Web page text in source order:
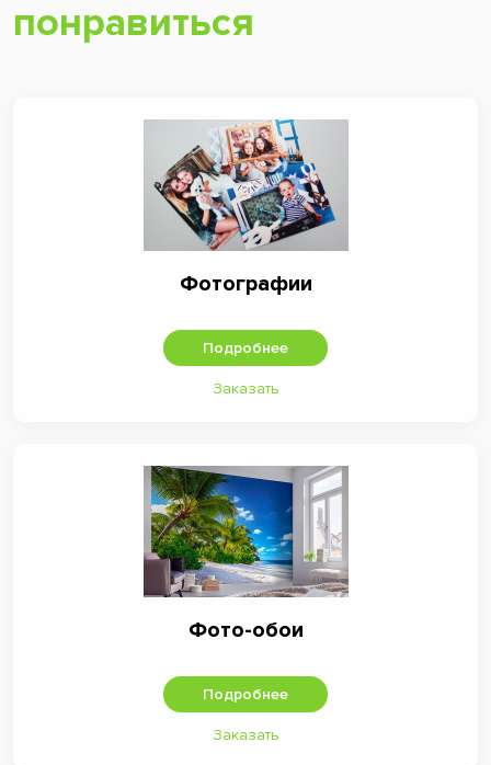
понравиться
Фотографии
Подробнее
Заказать
Фото-обои
Подробнее
Заказать